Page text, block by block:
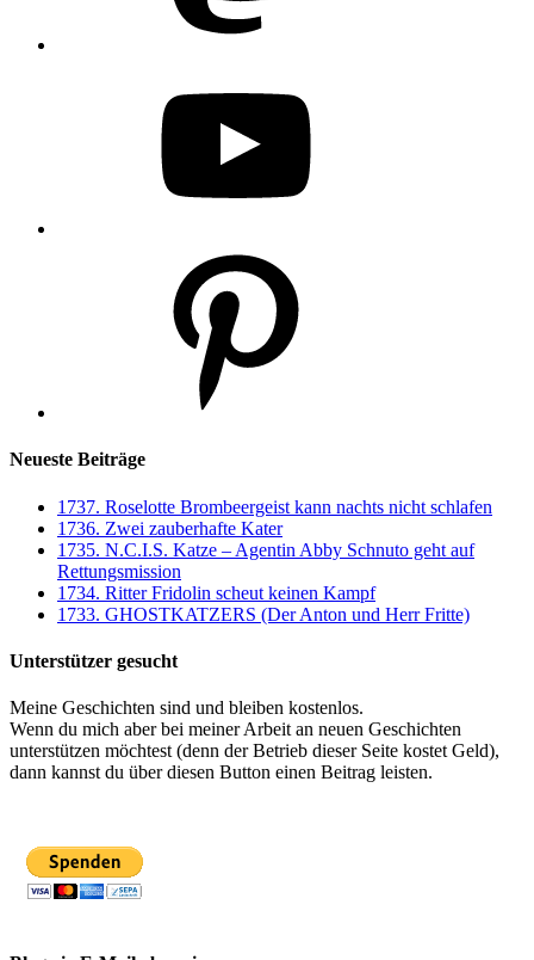
Neueste Beiträge
1737. Roselotte Brombeergeist kann nachts nicht schlafen
1736. Zwei zauberhafte Kater
1735. N.C.I.S. Katze – Agentin Abby Schnuto geht auf
Rettungsmission
1734. Ritter Fridolin scheut keinen Kampf
1733. GHOSTKATZERS (Der Anton und Herr Fritte)
Unterstützer gesucht
Meine Geschichten sind und bleiben kostenlos.
Wenn du mich aber bei meiner Arbeit an neuen Geschichten
unterstützen möchtest (denn der Betrieb dieser Seite kostet Geld),
dann kannst du über diesen Button einen Beitrag leisten.